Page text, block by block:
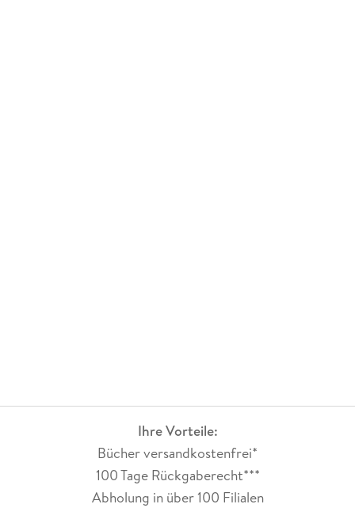
Ihre Vorteile:
Bücher versandkostenfrei*
100 Tage Rückgaberecht***
Abholung in über 100 Filialen